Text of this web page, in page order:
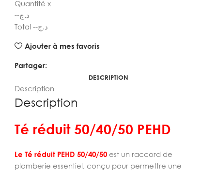
Quantité x
--د.ج
Total --د.ج
Ajouter à mes favoris
Partager:
DESCRIPTION
Description
Description
Té réduit 50/40/50 PEHD
Le Té réduit PEHD 50/40/50 est un raccord de
plomberie essentiel, conçu pour permettre une